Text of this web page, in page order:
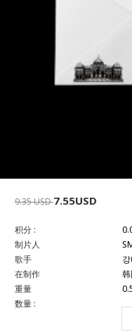
9.35 USD7.55USD
积分 :
制片人
歌手
在制作
重量
数量 :